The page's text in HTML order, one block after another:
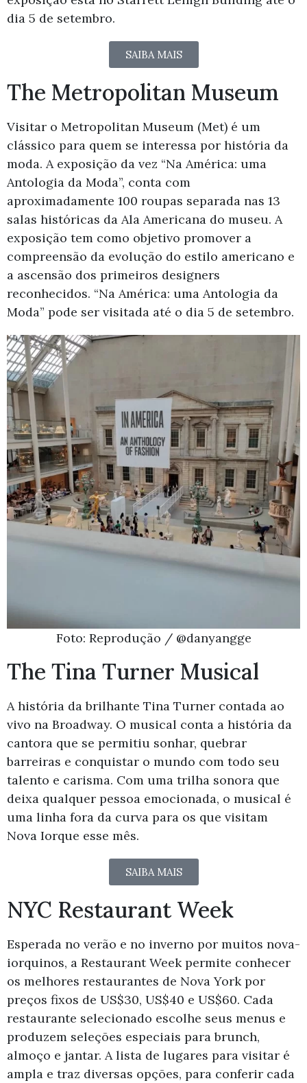
dia 5 de setembro.
SAIBA MAIS
The Metropolitan Museum
Visitar o Metropolitan Museum (Met) é um
clássico para quem se interessa por história da
moda. A exposição da vez “Na América: uma
Antologia da Moda”, conta com
aproximadamente 100 roupas separada nas 13
salas históricas da Ala Americana do museu. A
exposição tem como objetivo promover a
compreensão da evolução do estilo americano e
a ascensão dos primeiros designers
reconhecidos. “Na América: uma Antologia da
Moda” pode ser visitada até o dia 5 de setembro.
Foto: Reprodução / @danyangge
The Tina Turner Musical
A história da brilhante Tina Turner contada ao
vivo na Broadway. O musical conta a história da
cantora que se permitiu sonhar, quebrar
barreiras e conquistar o mundo com todo seu
talento e carisma. Com uma trilha sonora que
deixa qualquer pessoa emocionada, o musical é
uma linha fora da curva para os que visitam
Nova Iorque esse mês.
SAIBA MAIS
NYC Restaurant Week
Esperada no verão e no inverno por muitos nova-
iorquinos, a Restaurant Week permite conhecer
os melhores restaurantes de Nova York por
preços fixos de US$30, US$40 e US$60. Cada
restaurante selecionado escolhe seus menus e
produzem seleções especiais para brunch,
almoço e jantar. A lista de lugares para visitar é
ampla e traz diversas opções, para conferir cada